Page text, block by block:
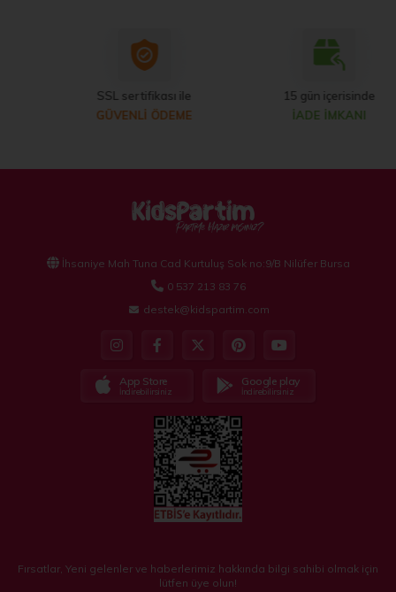
SSL sertifikası ile
GÜVENLİ ÖDEME
15 gün içerisinde
İADE İMKANI
İhsaniye Mah Tuna Cad Kurtuluş Sok no:9/B Nilüfer Bursa
0 537 213 83 76
destek@kidspartim.com
App Store
İndirebilirsiniz
Google play
İndirebilirsiniz
Fırsatlar, Yeni gelenler ve haberlerimiz hakkında bilgi sahibi olmak için
lütfen üye olun!